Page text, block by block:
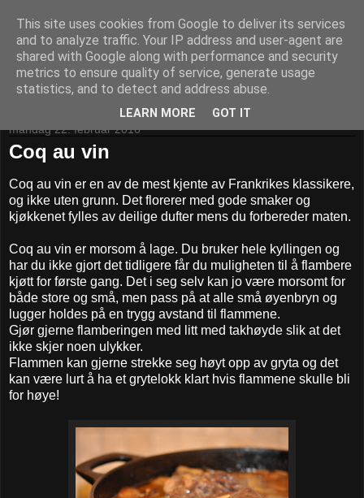
Kom til bords!
mandag 22. februar 2016
Coq au vin
Coq au vin er en av de mest kjente av Frankrikes klassikere,
og ikke uten grunn. Det florerer med gode smaker og
kjøkkenet fylles av deilige dufter mens du forbereder maten.
Coq au vin er morsom å lage. Du bruker hele kyllingen og
har du ikke gjort det tidligere får du muligheten til å flambere
kjøtt for første gang. Det i seg selv kan jo være morsomt for
både store og små, men pass på at alle små øyenbryn og
lugger holdes på en trygg avstand til flammene.
Gjør gjerne flamberingen med litt med takhøyde slik at det
ikke skjer noen ulykker.
Flammen kan gjerne strekke seg høyt opp av gryta og det
kan være lurt å ha et grytelokk klart hvis flammene skulle bli
for høye!
This site uses cookies from Google to deliver its services
and to analyze traffic. Your IP address and user-agent are
shared with Google along with performance and security
metrics to ensure quality of service, generate usage
statistics, and to detect and address abuse.
LEARN MORE GOT IT